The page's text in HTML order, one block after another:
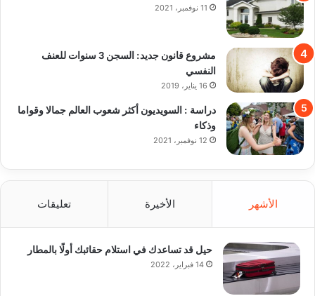
11 نوفمبر، 2021
مشروع قانون جديد: السجن 3 سنوات للعنف
النفسي
16 يناير، 2019
دراسة : السويديون أكثر شعوب العالم جمالا وقواما
وذكاء
12 نوفمبر، 2021
الأشهر الأخيرة تعليقات
حيل قد تساعدك في استلام حقائبك أولًا بالمطار
14 فبراير، 2022